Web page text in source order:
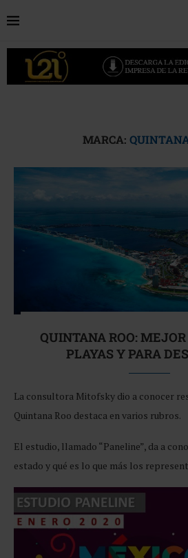
MARCA:
QUINTANA ROO:
PLAYAS Y PARA
La consultora Mitofsky dio a conocer
Quintana Roo destaca en varios rubros.
El estudio, llamado “Paneline”, da a
estado y qué es lo que más los